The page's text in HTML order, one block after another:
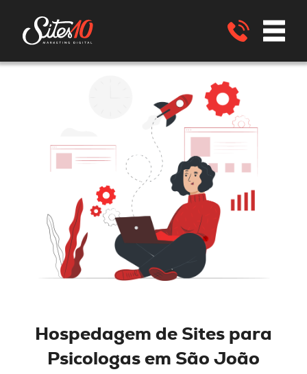
Hospedagem de Sitespara
Psicologas em São João